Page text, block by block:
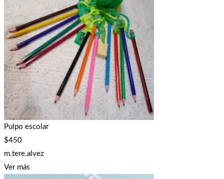
Pulpo escolar
$450
m.tere.alvez
Ver más